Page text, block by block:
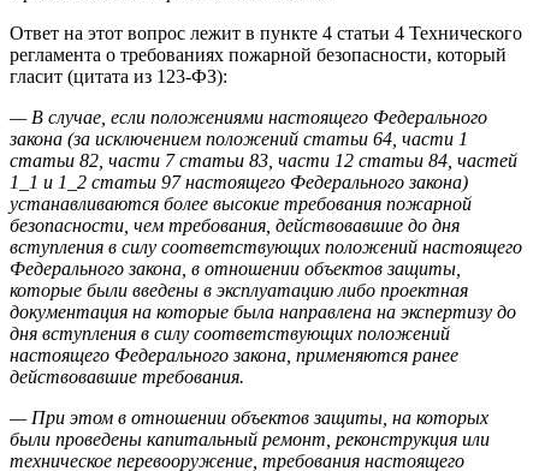
Ответ на этот вопрос лежит в пункте 4 статьи 4 Технического
регламента о требованиях пожарной безопасности, который
гласит (цитата из 123-ФЗ):
— В случае, если положениями настоящего Федерального
закона (за исключением положений статьи 64, части 1
статьи 82, части 7 статьи 83, части 12 статьи 84, частей
1_1 и 1_2 статьи 97 настоящего Федерального закона)
устанавливаются более высокие требования пожарной
безопасности, чем требования, действовавшие до дня
вступления в силу соответствующих положений настоящего
Федерального закона, в отношении объектов защиты,
которые были введены в эксплуатацию либо проектная
документация на которые была направлена на экспертизу до
дня вступления в силу соответствующих положений
настоящего Федерального закона, применяются ранее
действовавшие требования.
— При этом в отношении объектов защиты, на которых
были проведены капитальный ремонт, реконструкция или
техническое перевооружение, требования настоящего